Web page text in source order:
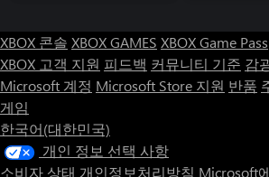
XBOX 콘솔 XBOX GAMES XBOX Game Pass
XBOX 고객 지원 피드백 커뮤니티 기준 감
Microsoft 계정 Microsoft Store 지원 반품
게임
한국어(대한민국)
개인 정보 선택 사항
소비자 상태 개인정보처리방침 Microsoft